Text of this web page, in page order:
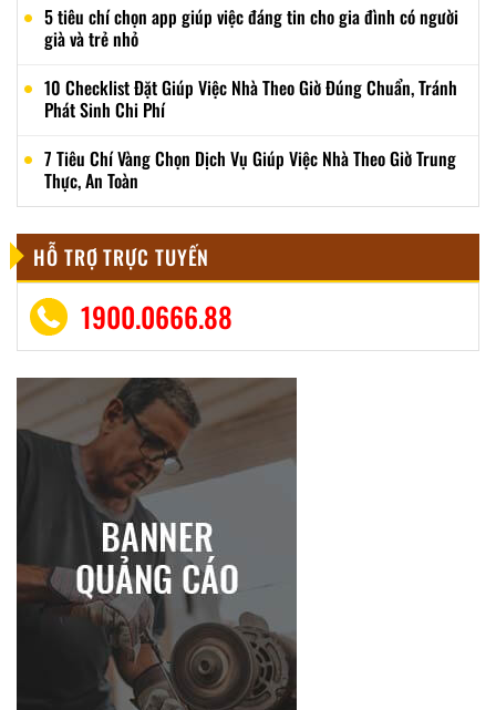
5 tiêu chí chọn app giúp việc đáng tin cho gia đình có người
già và trẻ nhỏ
10 Checklist Đặt Giúp Việc Nhà Theo Giờ Đúng Chuẩn, Tránh
Phát Sinh Chi Phí
7 Tiêu Chí Vàng Chọn Dịch Vụ Giúp Việc Nhà Theo Giờ Trung
Thực, An Toàn
HỖ TRỢ TRỰC TUYẾN
1900.0666.88